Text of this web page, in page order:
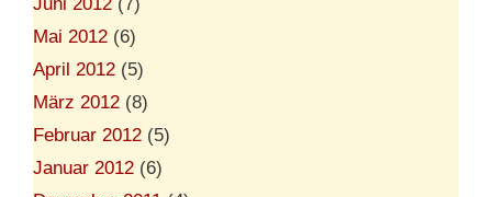
Mai 2012 (6)
April 2012 (5)
März 2012 (8)
Februar 2012 (5)
Januar 2012 (6)